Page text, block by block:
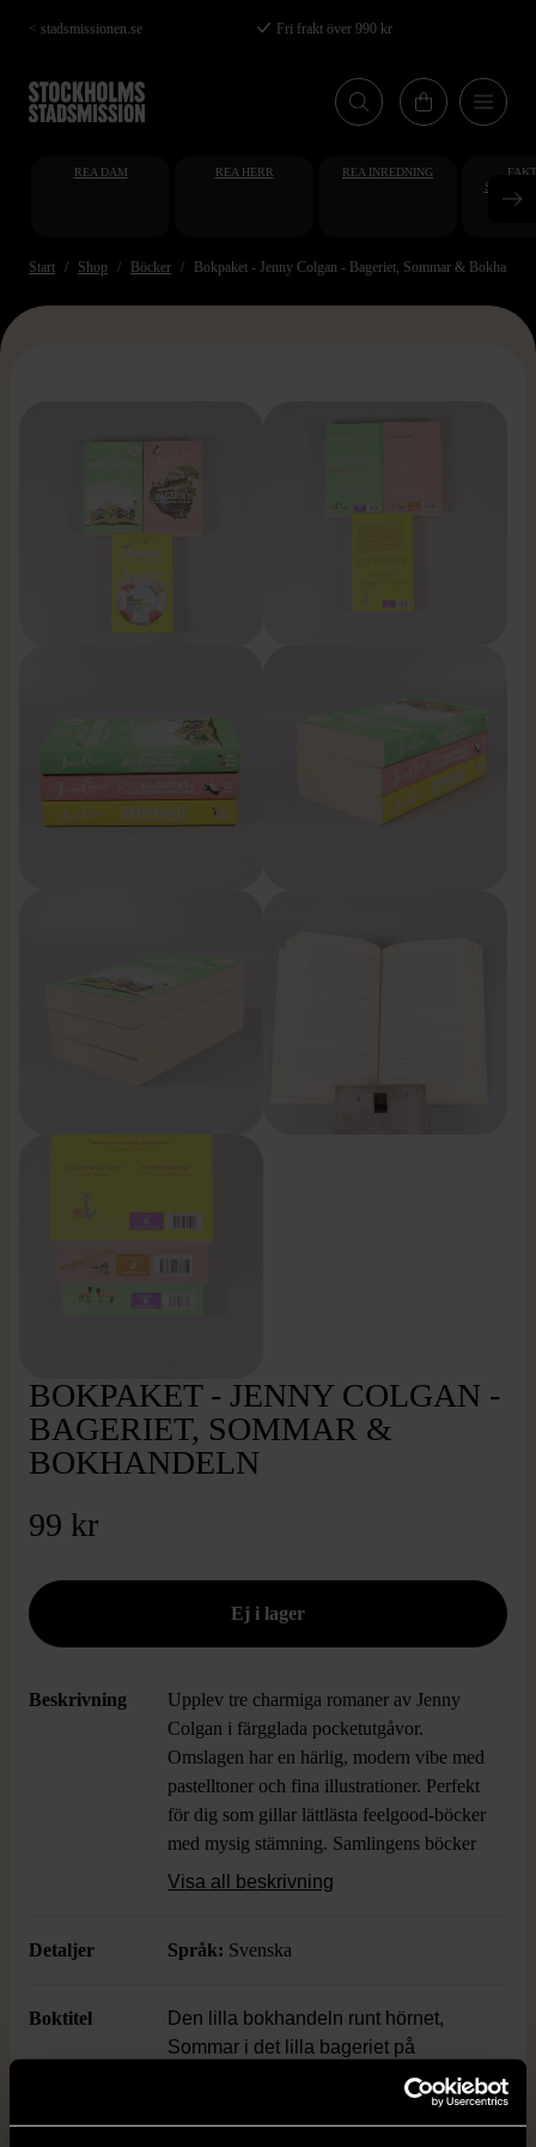
Hoppa
till
huvudinnehåll
< stadsmissionen.se Fri frakt över 990 kr
REA DAM REA HERR REA INREDNING
Start Shop Böcker Bokpaket - Jenny Colgan - Bageriet, Sommar & Bokhandeln
>
BOKPAKET - JENNY COLGAN -
BAGERIET, SOMMAR &
BOKHANDELN
99 kr
Beskrivning
Upplev tre charmiga romaner av Jenny
Colgan i färgglada pocketutgåvor.
Omslagen har en härlig, modern vibe med
pastelltoner och fina illustrationer. Perfekt
för dig som gillar lättlästa feelgood-böcker
med mysig stämning. Samlingens böcker
har tydliga och lättlästa sidor i ett bekvämt
Visa all beskrivning
Detaljer Språk: Svenska
Boktitel
Den lilla bokhandeln runt hörnet,
Sommar i det lilla bageriet på
strandpromenaden, Sommar på den